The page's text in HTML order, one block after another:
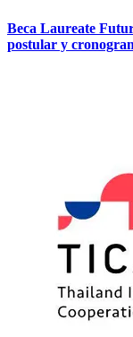
Beca Laureate
postular y